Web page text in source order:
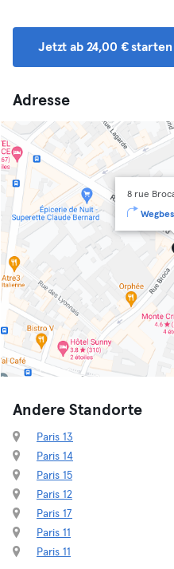
Jetzt ab 24,00 € starten
Adresse
8 rue
Andere Standorte
Paris 13
Paris 14
Paris 15
Paris 12
Paris 17
Paris 11
Paris 11